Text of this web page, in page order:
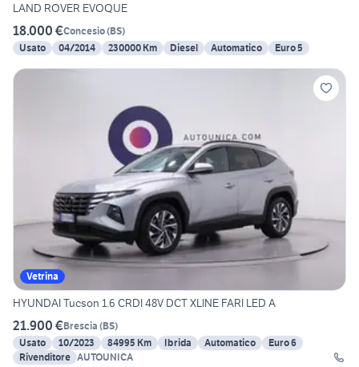
LAND ROVER EVOQUE
18.000 €Concesio(BS)
Usato
04/2014 230000 Km Diesel Automatico Euro 5
Vetrina
HYUNDAI Tucson 1.6 CRDI 48V DCT XLINE FARI LED A
21.900 €Brescia (BS)
Usato
10/2023 84995 Km Ibrida Automatico
Euro 6
Rivenditore AUTOUNICA